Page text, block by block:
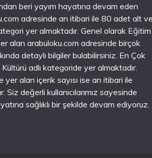
beri yayım hayatına devam eden
adresinde an itibari ile 80 adet alt
yer almaktadır. Genel olarak Eğitim
alan arabuloku.com adresinde birçok
detaylı bilgiler bulabilirsiniz. En Çok
adlı kategoride yer almaktadır.
yer alan içerik sayısı ise an itibari ile
Siz değerli kullanıcılarımız sayesinde
sağlıklı bir şekilde devam ediyoruz.